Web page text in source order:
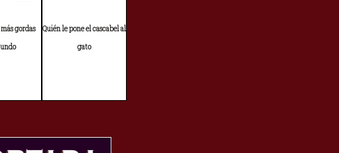
gordas
Quién le pone el cascabel al
gato